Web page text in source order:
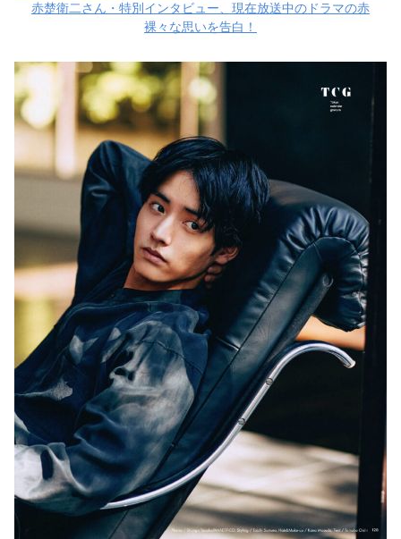
赤楚衛二さん・特別インタビュー、現在放送中のドラマの赤
裸々な思いを告白！